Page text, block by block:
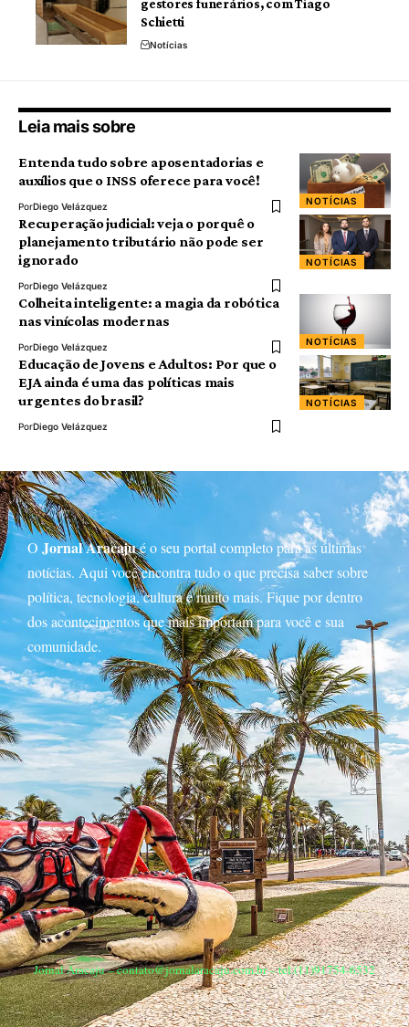
gestores funerários, com Tiago
Schietti
Notícias
Leia mais sobre
NOTÍCIAS
Entenda tudo sobre aposentadorias e
auxílios que o INSS oferece para você!
PorDiego Velázquez
NOTÍCIAS
Recuperação judicial: veja o porquê o
planejamento tributário não pode ser
ignorado
PorDiego Velázquez
NOTÍCIAS
Colheita inteligente: a magia da robótica
nas vinícolas modernas
PorDiego Velázquez
NOTÍCIAS
Educação de Jovens e Adultos: Por que o
EJA ainda é uma das políticas mais
urgentes do brasil?
PorDiego Velázquez
O Jornal Aracajué o seu portal completo para as últimas
notícias. Aqui você encontra tudo o que precisa saber sobre
política, tecnologia, cultura e muito mais. Fique por dentro
dos acontecimentos que mais importam para você e sua
comunidade.
Jornal Aracaju –contato@jornalaracaju.com.br– tel.(11)91754-6532